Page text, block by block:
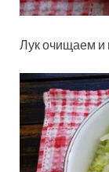
Лук очищаем и